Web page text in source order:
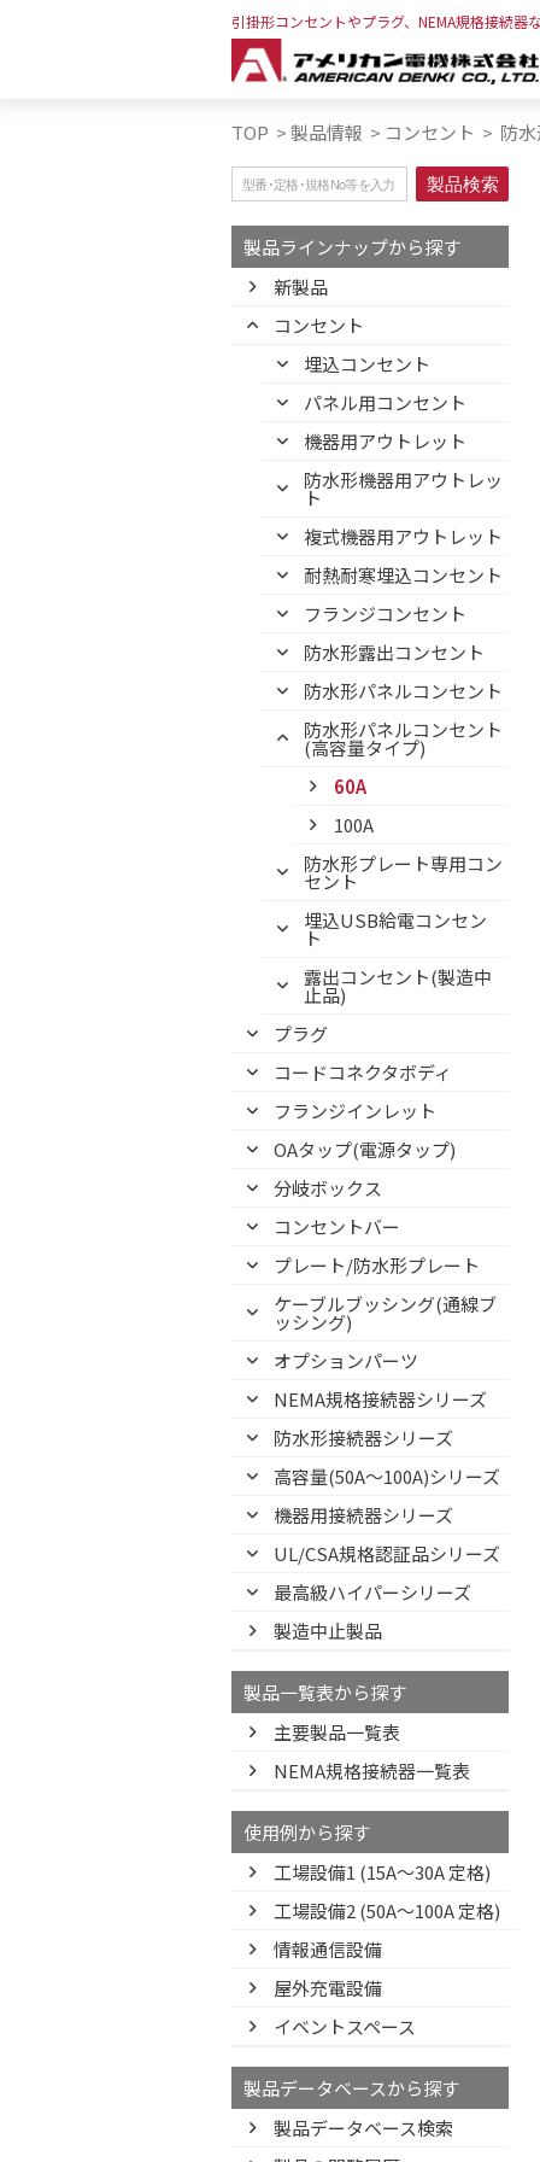
引掛形コンセントやプラグ、NEMA規格接続器
TOP >製品情報 > コンセント > 防
製品ラインナップから探す
新製品
コンセント
埋込コンセント
パネル用コンセント
機器用アウトレット
防水形機器用アウトレッ
ト
複式機器用アウトレット
耐熱耐寒埋込コンセント
フランジコンセント
防水形露出コンセント
防水形パネルコンセント
防水形パネルコンセント
(高容量タイプ)
60A
100A
防水形プレート専用コン
セント
埋込USB給電コンセン
ト
露出コンセント(製造中
止品)
プラグ
コードコネクタボディ
フランジインレット
OAタップ(電源タップ)
分岐ボックス
コンセントバー
プレート/防水形プレート
ケーブルブッシング(通線ブ
ッシング)
オプションパーツ
NEMA規格接続器シリーズ
防水形接続器シリーズ
高容量(50A～100A)シリーズ
機器用接続器シリーズ
UL/CSA規格認証品シリーズ
最高級ハイパーシリーズ
製造中止製品
製品一覧表から探す
主要製品一覧表
NEMA規格接続器一覧表
使用例から探す
工場設備1 (15A〜30A 定格)
工場設備2 (50A〜100A 定格)
情報通信設備
屋外充電設備
イベントスペース
製品データベースから探す
製品データベース検索